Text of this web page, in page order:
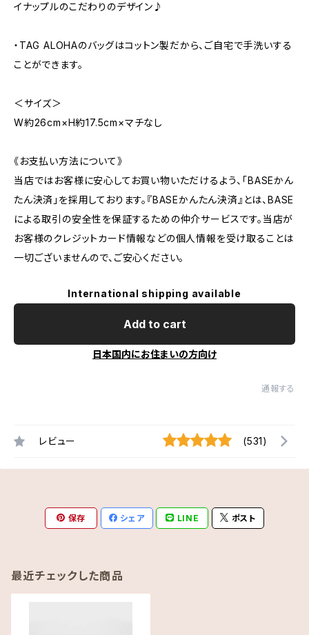
イナップルのこだわりのデザイン♪
・TAG ALOHAのバッグはコットン製だから、ご自宅で手洗いする
ことができます。
＜サイズ＞
W約26cm×H約17.5cm×マチなし
《お支払い方法について》
当店ではお客様に安心してお買い物いただけるよう、「BASEかん
たん決済」を採用しております。『BASEかんたん決済』とは、BASE
による取引の安全性を保証するための仲介サービスです。当店が
お客様のクレジットカード情報などの個人情報を受け取ることは
一切ございませんので、ご安心ください。
International shipping available
Add to cart
日本国内にお住まいの方向け
通報する
レビュー (531)
保存 シェア LINE ポスト
最近チェックした商品